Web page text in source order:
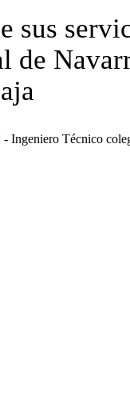
sus
de
Técnico